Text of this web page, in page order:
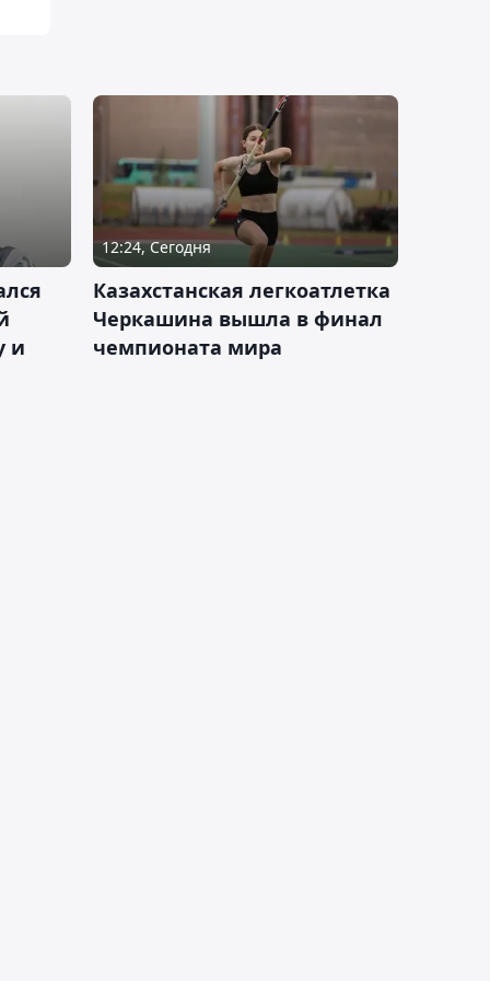
и
12:24, Сегодня
Казахстанская легкоатлетка
Черкашина вышла в финал
чемпионата мира